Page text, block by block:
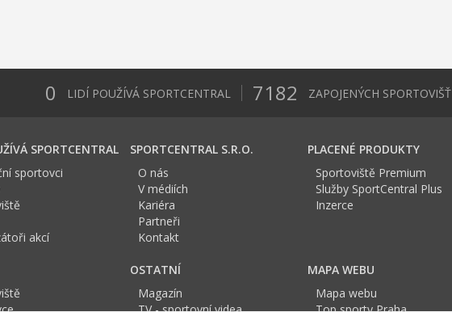
0 LIDÍ POUŽÍVÁ SPORTCENTRAL 7182 ZAPOJENÝCH SPORTOVIŠŤ
SPORTCENTRAL
sportovci
akcí
SPORTCENTRAL S.R.O.
O nás
V médiích
Kariéra
Partneři
Kontakt
PLACENÉ PRODUKTY
Sportoviště Premium
Služby SportCentral Plus
Inzerce
OSTATNÍ
Magazín
MAPA WEBU
Mapa webu